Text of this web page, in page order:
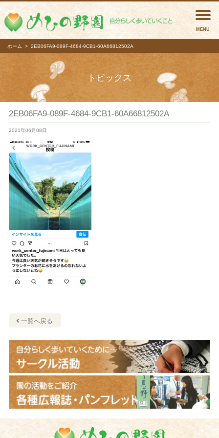
めひ
ホーム 2EB06FA9-089F-4684-9CB1-60A66812502A
トピックス
2EB06FA9-089F-4684-9CB1-60A66812502A
2021年06月08日
一覧へ戻る